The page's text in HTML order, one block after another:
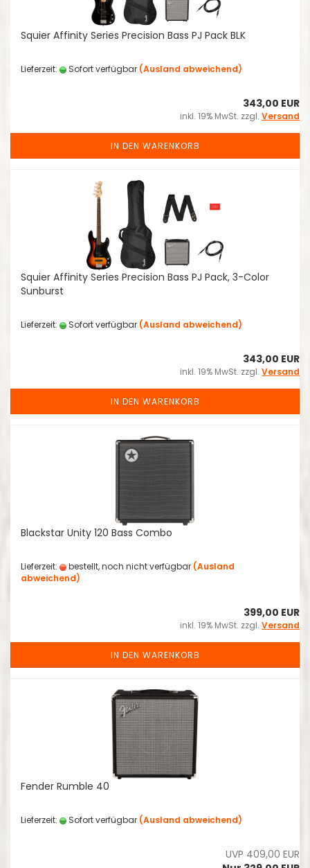
Squier Affinity Series Precision Bass PJ Pack BLK
Lieferzeit: Sofort verfügbar (Ausland abweichend)
343,00 EUR
inkl. 19% MwSt. zzgl. Versand
IN DEN WARENKORB
Squier Affinity Series Precision Bass PJ Pack, 3-Color
Sunburst
Lieferzeit: Sofort verfügbar (Ausland abweichend)
343,00 EUR
inkl. 19% MwSt. zzgl. Versand
IN DEN WARENKORB
Blackstar Unity 120 Bass Combo
Lieferzeit: bestellt, noch nicht verfügbar (Ausland
abweichend)
399,00 EUR
inkl. 19% MwSt. zzgl. Versand
IN DEN WARENKORB
Fender Rumble 40
Lieferzeit: Sofort verfügbar (Ausland abweichend)
UVP 409,00 EUR